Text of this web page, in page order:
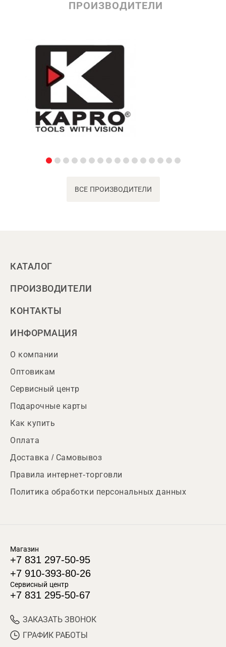
ПРОИЗВОДИТЕЛИ
ВСЕ ПРОИЗВОДИТЕЛИ
КАТАЛОГ
ПРОИЗВОДИТЕЛИ
КОНТАКТЫ
ИНФОРМАЦИЯ
О компании
Оптовикам
Сервисный центр
Подарочные карты
Как купить
Оплата
Доставка / Самовывоз
Правила интернет-торговли
Политика обработки персональных данных
Магазин
+7 831 297-50-95
+7 910-393-80-26
Сервисный центр
+7 831 295-50-67
ЗАКАЗАТЬ ЗВОНОК
ГРАФИК РАБОТЫ